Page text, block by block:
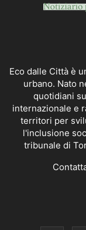
Eco dalle Città è
urbano. Nato
quotidiani
internazionale e
territori per
l'inclusione
tribunale di